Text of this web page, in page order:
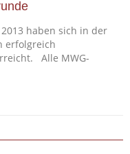
haben sich in der
erfolgreich
Alle MWG-